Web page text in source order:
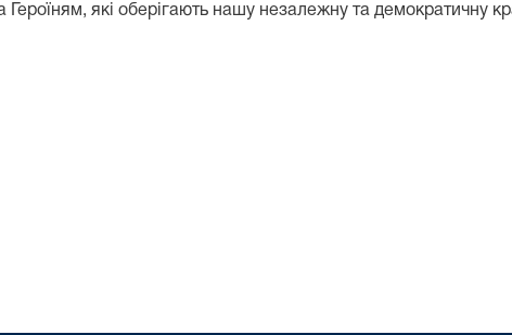
які оберігають нашу незалежну та демократичну